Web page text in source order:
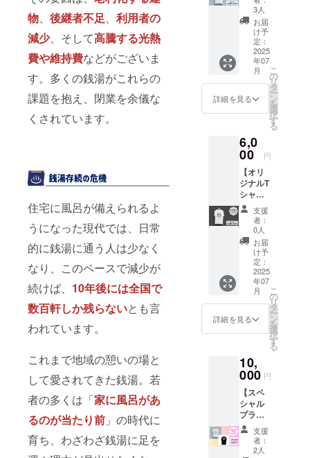
物、 後継者不足、 利用者の
減少、そして高騰する光熱
費や維持費などがございま
す。多くの銭湯がこれらの
課題を抱え、閉業を余儀な
くされています。
住宅に風呂が備えられるよ
うになった現代では、日常
的に銭湯に通う人は少なく
なり、このペースで減少が
続けば、 10年後には全国で
数百軒しか残らないとも言
われています。
これまで地域の憩いの場と
して愛されてきた銭湯。若
者の多くは「家に風呂があ
るのが当たり前 」の時代に
育ち、わざわざ銭湯に足を
このブ
ランド
の第一
歩を歩
んでく
れる、
あなた
にぜひ
着てほ
に、私
たちの
思い出
しても
らえた
ら嬉し
いで
す！
シャツ
+メッ
セージ
カード
+ステッ
カー）
このプ
ロジェ
クトの
ために
た、こ
こでし
か手に
入らな
い限定T
シャツ
です。
一緒に
このブ
ランド
の第一
歩を歩
んでく
れる、
あなた
にぜひ
着てほ
に、私
たちの
思い出
しても
らえた
ら嬉し
いで
す！
3人
お届
け予
定：
2025
年07
月
詳細を見る
こ
の
リ
タ
ー
ン
を
選
択
す
る
6,0
00 円
【オリ
ジナルT
シャツC
プラ
ン】（T
シャツ
+メッ
セージ
カード
+ステッ
カー）
このプ
ロジェ
クトの
ために
た、こ
こでし
か手に
入らな
い限定T
シャツ
です。
一緒に
このブ
支援
者：
0人
お届
け予
定：
2025
年07
月
詳細を見る
こ
の
リ
タ
ー
ン
を
選
択
す
る
10,
000 円
【スペ
シャル
プラ
ン】
（A・B
デザイ
支援
者：
2人